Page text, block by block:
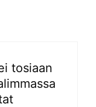
tosiaan